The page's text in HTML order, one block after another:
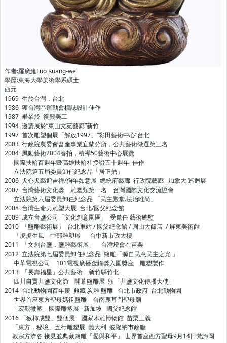
作者:羅廣維Luo Kuang-wei
學歷:東海大學美術學系碩士
西元
1969 生於台灣．台北
1986 獲台灣區運動會標誌設計佳作
1987 畢業於 復興美工
1994 邀請展於“東山文苑藝廊”新竹
1997 首次雕塑個展「解放1997」“彩田藝術中心”台北
2003 行政院農委會畜產事業宜蘭分所，公共藝術徵選第三名
2004 風動藝術2004春拍，積禪50藝術中心展覽
國際扶輪百週年暨高雄扶輪社授證五十週年 佳作
立法院第五屆委員卸任紀念品「居正鼎」
2006 犬心犬藝迎吉祥/狗年如意展 總統府藝廊 行政院藝廊 加拿大 巡迴展
2007 台灣藝術文化獎 雕塑類第一名 台灣國際文化交流協會
立法院第六屆委員卸任紀念品 「民主殿堂.法治唯尚」
2008 台灣生命力雕塑大展 台北/國父紀念館
2009 成立台鹽公司「文化創意園區」 受邀任 藝術總監
2010 「鹽雕藝術展」 台北車站 / 國父紀念館 / 圓山大飯店 / 屏東美術館
「虎虎生風—中部雕塑展 台中新市政大樓
2011 「文創台鹽．鹽雕藝術展」 台灣燈會在苗栗
2012 立法院第七屆委員卸任紀念品 鹽雕「源自民意民主之光 」
中華電視公司 101電視廣播金鐘獎入圍獎座 雕塑製作
2013 「長壽福星」公共藝術 新竹縣竹北
四川自貢井鹽文化節 開幕鹽雕展 頒「井鹽文化傳播大使」
2014 台北動物園百年慶 典藏 炭雕 鹽雕 台北市政府 台北動物園
世界首座東方聖母媽祖鹽雕 台南鹿耳門聖母廟
「宏觀微塑」國際雕塑展 新加坡 國父紀念館
2016 「猴柿成雙」雙個展 國家木雕博物館 苗栗三義
「東方．秘境」五行雕塑展 義大利 波隆納市政廳
教宗方濟各 接見並典藏鹽雕「愛與和平」 世界首座西方聖母9月14日梵諦岡